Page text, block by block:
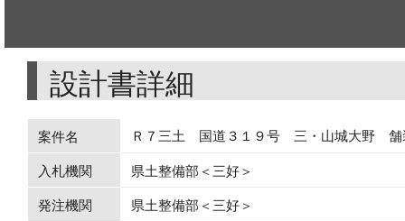
設計書詳細
案件名
Ｒ７三土 国道３１９号 三・山城大野 舗
入札機関
県土整備部＜三好＞
発注機関
県土整備部＜三好＞